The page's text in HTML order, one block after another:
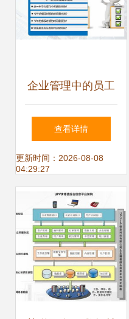
企业管理中的员工
培训 驱动工作效率
与核心能力双重提
升
查看详情
更新时间：2026-08-08
04:29:27